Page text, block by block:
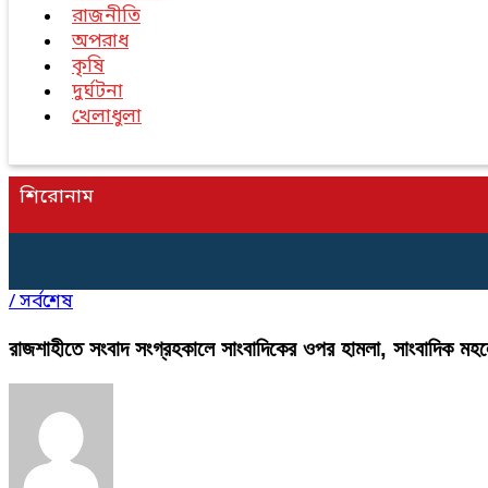
রাজনীতি
অপরাধ
কৃষি
দুর্ঘটনা
খেলাধুলা
শিরোনাম
/সর্বশেষ
রাজশাহীতে সংবাদ সংগ্রহকালে সাংবাদিকের ওপর হামলা, সাংবাদিক